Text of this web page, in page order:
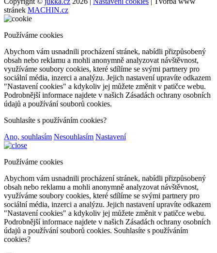
stránek MACHIN.cz
Používáme cookies
Abychom vám usnadnili procházení stránek, nabídli přizpůsobený
obsah nebo reklamu a mohli anonymně analyzovat návštěvnost,
využíváme soubory cookies, které sdílíme se svými partnery pro
sociální média, inzerci a analýzu. Jejich nastavení upravíte odkazem
"Nastavení cookies" a kdykoliv jej můžete změnit v patičce webu.
Podrobnější informace najdete v našich Zásadách ochrany osobních
údajů a používání souborů cookies.
Souhlasíte s používáním cookies?
Ano, souhlasím Nesouhlasím Nastavení
Používáme cookies
Abychom vám usnadnili procházení stránek, nabídli přizpůsobený
obsah nebo reklamu a mohli anonymně analyzovat návštěvnost,
využíváme soubory cookies, které sdílíme se svými partnery pro
sociální média, inzerci a analýzu. Jejich nastavení upravíte odkazem
"Nastavení cookies" a kdykoliv jej můžete změnit v patičce webu.
Podrobnější informace najdete v našich Zásadách ochrany osobních
údajů a používání souborů cookies. Souhlasíte s používáním
cookies?